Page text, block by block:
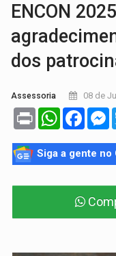
ENCON
dos
Assessoria 08 de
Print WhatsApp
Siga a gente no